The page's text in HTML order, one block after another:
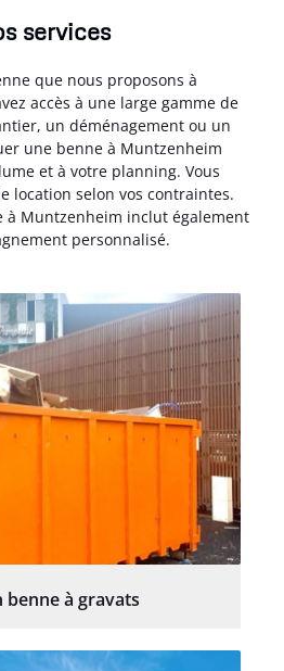
services
que nous proposons à
accès à une large gamme de
un déménagement ou un
une benne à Muntzenheim
et à votre planning. Vous
location selon vos contraintes.
à Muntzenheim inclut également
personnalisé.
benne à gravats